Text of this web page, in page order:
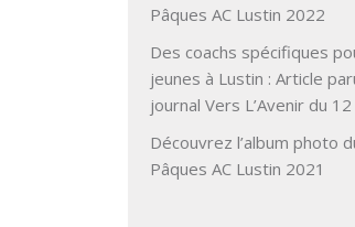
Pâques AC Lustin 2022
Des coachs spécifiques
jeunes à Lustin : Article
journal Vers L’Avenir du
Découvrez l’album photo
Pâques AC Lustin 2021